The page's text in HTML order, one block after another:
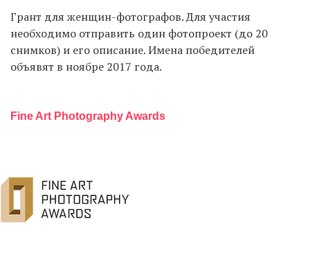
Грант для женщин-фотографов. Для участия
необходимо отправить один фотопроект (до 20
снимков) и его описание. Имена победителей
объявят в ноябре 2017 года.
Fine Art Photography Awards